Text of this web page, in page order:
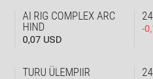
AI RIG COMPLEX ARC
HIND
0,07 USD
-
TURU ÜLEMPIIR